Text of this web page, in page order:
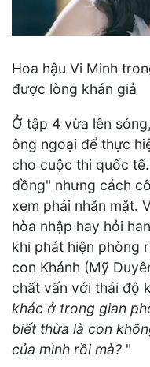
Hoa hậu Vi Minh
được lòng khán giả
Ở tập 4 vừa lên
ông ngoại để thực
cho cuộc thi quốc
đồng" nhưng cách
xem phải nhăn mặt.
hòa nhập hay hỏi
khi phát hiện phòng
con Khánh (Mỹ
chất vấn với thái độ
khác ở trong gian
biết thừa là con
của mình rồi mà? "